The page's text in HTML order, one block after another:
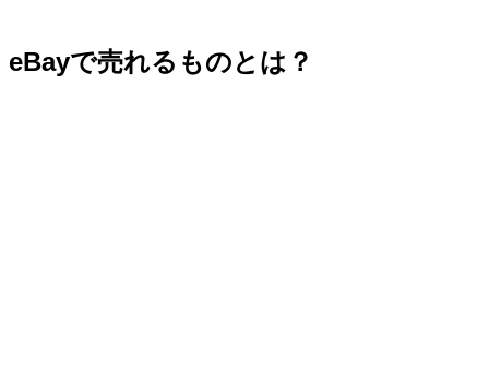
eBayで売れるものとは？